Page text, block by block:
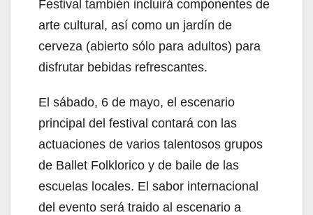
Festival también incluirá componentes de
arte cultural, así como un jardín de
cerveza (abierto sólo para adultos) para
disfrutar bebidas refrescantes.
El sábado, 6 de mayo, el escenario
principal del festival contará con las
actuaciones de varios talentosos grupos
de Ballet Folklorico y de baile de las
escuelas locales. El sabor internacional
del evento será traido al escenario a